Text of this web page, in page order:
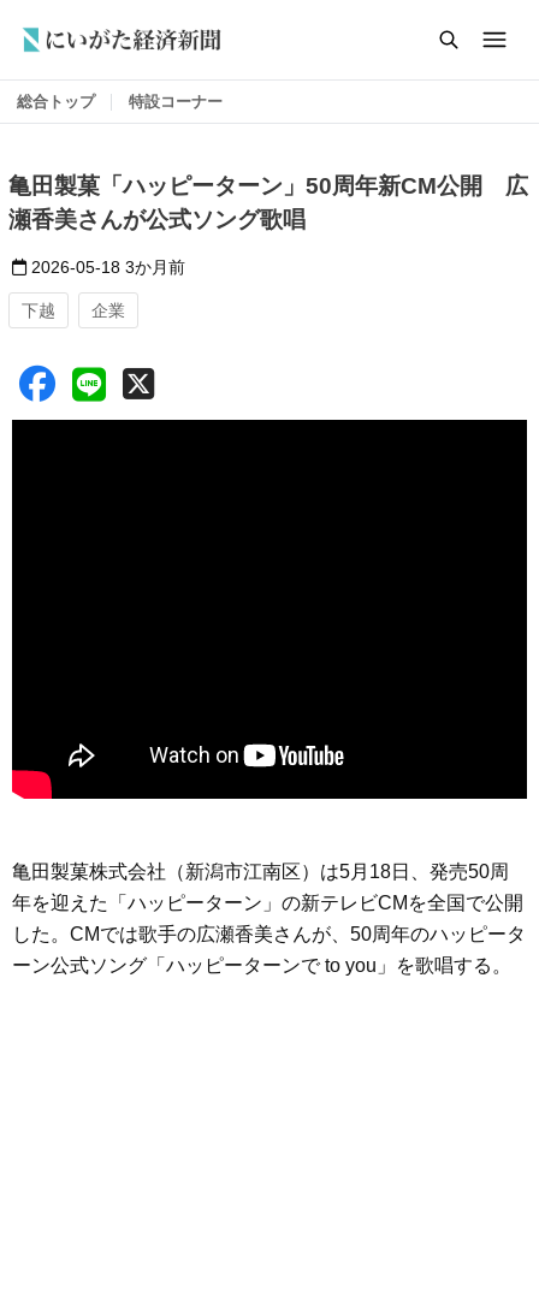
総合トップ 特設コーナー
亀田製菓「ハッピーターン」50周年新CM公開 広
瀬香美さんが公式ソング歌唱
2026-05-18 3か月前
下越 企業
亀田製菓株式会社（新潟市江南区）は5月18日、発売50周
年を迎えた「ハッピーターン」の新テレビCMを全国で公開
した。CMでは歌手の広瀬香美さんが、50周年のハッピータ
ーン公式ソング「ハッピーターンで to you」を歌唱する。